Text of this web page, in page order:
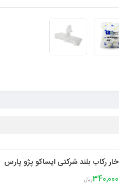
خار رکاب بلند شرکتی ایساکو پژو پارس
340,000ریال